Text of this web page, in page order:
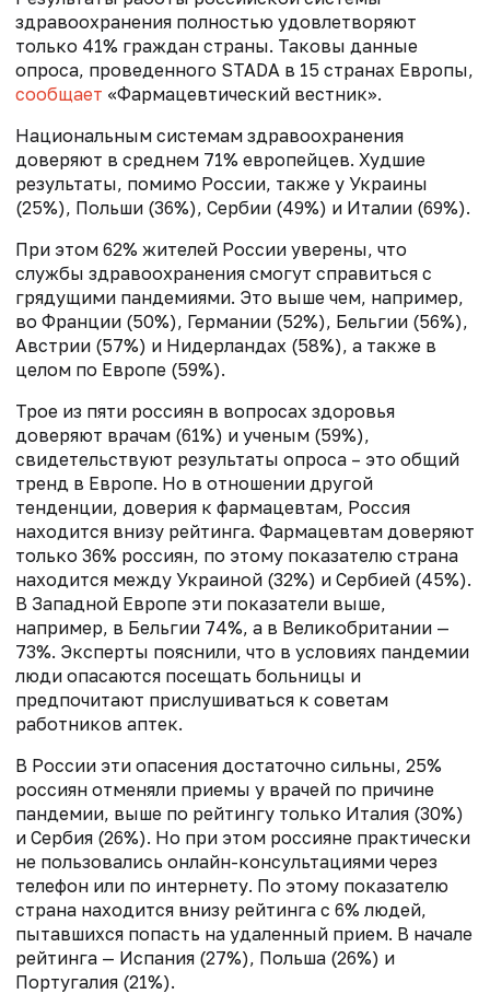
здравоохранения полностью удовлетворяют
только 41% граждан страны. Таковы данные
опроса, проведенного STADA в 15 странах Европы,
сообщает «Фармацевтический вестник».
Национальным системам здравоохранения
доверяют в среднем 71% европейцев. Худшие
результаты, помимо России, также у Украины
(25%), Польши (36%), Сербии (49%) и Италии (69%).
При этом 62% жителей России уверены, что
службы здравоохранения смогут справиться с
грядущими пандемиями. Это выше чем, например,
во Франции (50%), Германии (52%), Бельгии (56%),
Австрии (57%) и Нидерландах (58%), а также в
целом по Европе (59%).
Трое из пяти россиян в вопросах здоровья
доверяют врачам (61%) и ученым (59%),
свидетельствуют результаты опроса – это общий
тренд в Европе. Но в отношении другой
тенденции, доверия к фармацевтам, Россия
находится внизу рейтинга. Фармацевтам доверяют
только 36% россиян, по этому показателю страна
находится между Украиной (32%) и Сербией (45%).
В Западной Европе эти показатели выше,
например, в Бельгии 74%, а в Великобритании —
73%. Эксперты пояснили, что в условиях пандемии
люди опасаются посещать больницы и
предпочитают прислушиваться к советам
работников аптек.
В России эти опасения достаточно сильны, 25%
россиян отменяли приемы у врачей по причине
пандемии, выше по рейтингу только Италия (30%)
и Сербия (26%). Но при этом россияне практически
не пользовались онлайн-консультациями через
телефон или по интернету. По этому показателю
страна находится внизу рейтинга с 6% людей,
пытавшихся попасть на удаленный прием. В начале
рейтинга — Испания (27%), Польша (26%) и
Португалия (21%).